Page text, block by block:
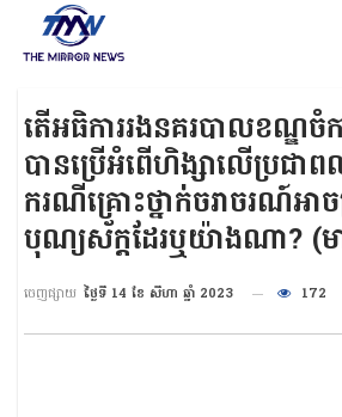
តើអធិការរងនគរបាលខណ្ឌចំ
បានប្រេីអំពេីហិង្សាលេីប្រជាពល
ករណីគ្រោះថ្នាក់ចរាចរណ៍
បុណ្យស័ក្ដដែរឬយ៉ាងណា? (
ចេញផ្សាយ ថ្ងៃទី 14 ខែ សីហា ឆ្នាំ 2023 172